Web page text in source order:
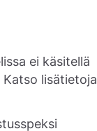
ei käsitellä
lisätietoja